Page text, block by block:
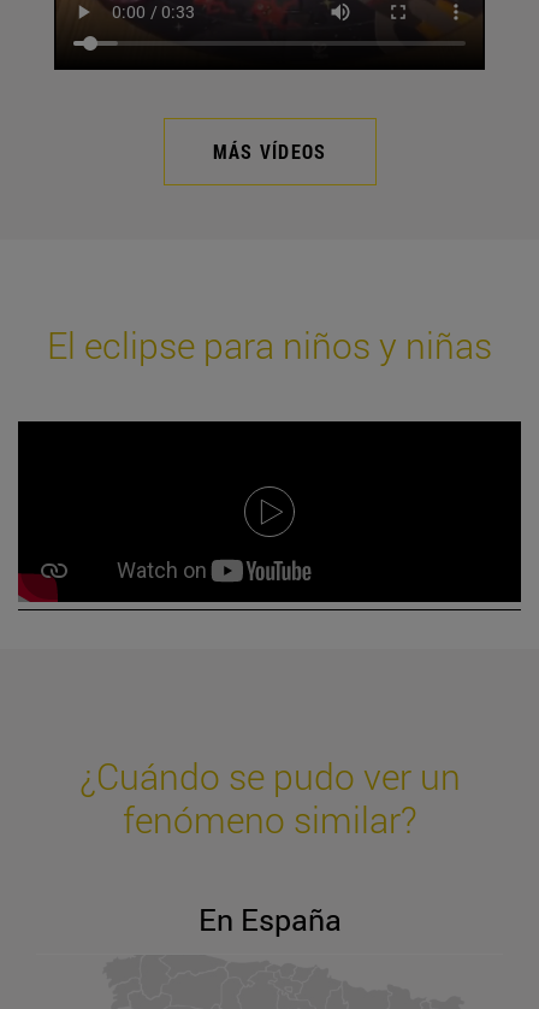
MÁS VÍDEOS
El eclipse para niños y niñas
¿Cuándo se pudo ver un
fenómeno similar?
En España